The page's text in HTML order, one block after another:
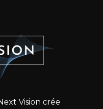
Vision crée